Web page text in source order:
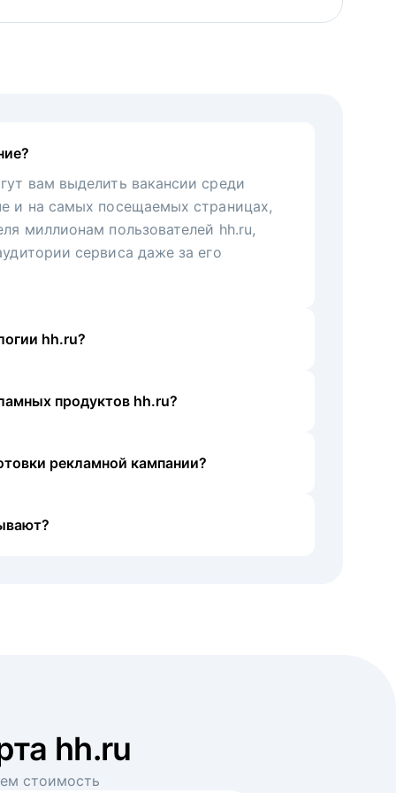
вам выделить вакансии среди
и на самых посещаемых страницах,
миллионам пользователей hh.ru,
сервиса даже за его
hh.ru?
продуктов hh.ru?
рекламной кампании?
hh.ru
стоимость